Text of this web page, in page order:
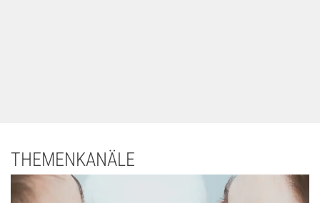
THEMENKANÄLE